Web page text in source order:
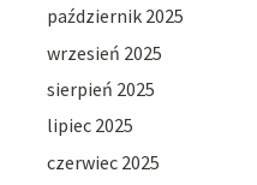
październik 2025
wrzesień 2025
sierpień 2025
lipiec 2025
czerwiec 2025